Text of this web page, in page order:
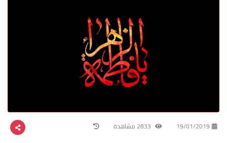
19/01/2019